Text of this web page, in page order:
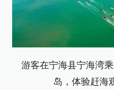
游客在宁海县宁海湾
岛，体验赶海